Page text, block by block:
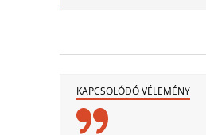
KAPCSOLÓDÓ VÉLEMÉNY